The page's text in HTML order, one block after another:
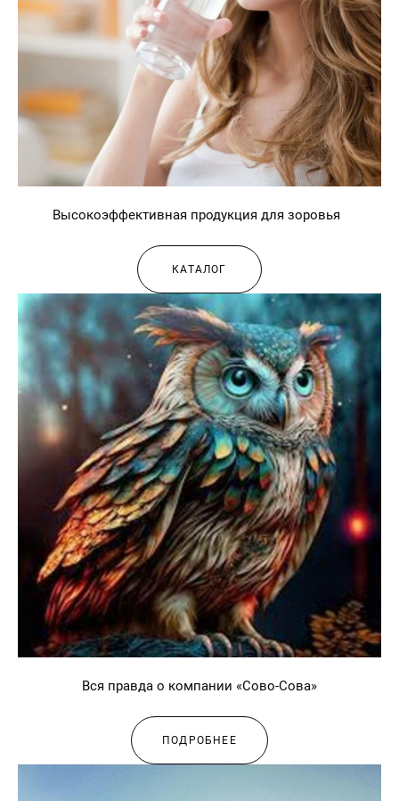
Высокоэффективная продукция для зоровья
КАТАЛОГ
Вся правда о компании «Сово-Сова»
ПОДРОБНЕЕ